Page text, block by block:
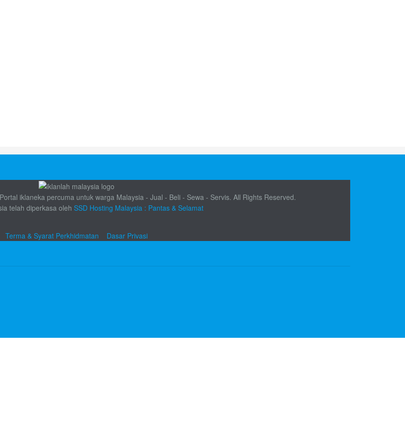
iklaneka percuma untuk warga Malaysia - Jual - Beli - Sewa - Servis. All Rights Reserved.
telah diperkasa oleh SSD Hosting Malaysia : Pantas & Selamat
Terma & Syarat Perkhidmatan Dasar Privasi